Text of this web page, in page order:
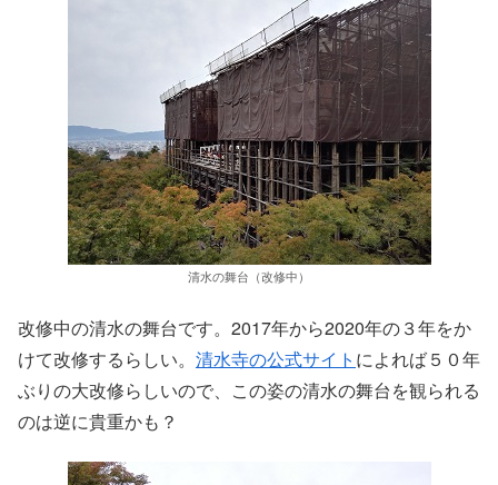
清水の舞台（改修中）
改修中の清水の舞台です。2017年から2020年の３年をか
けて改修するらしい。 清水寺の公式サイト によれば５０年
ぶりの大改修らしいので、この姿の清水の舞台を観られる
のは逆に貴重かも？